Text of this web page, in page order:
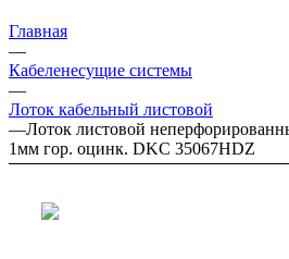
Главная
—
Кабеленесущие системы
—
Лоток кабельный листовой
—Лоток листовой
1мм гор. оцинк. DKC 35067HDZ